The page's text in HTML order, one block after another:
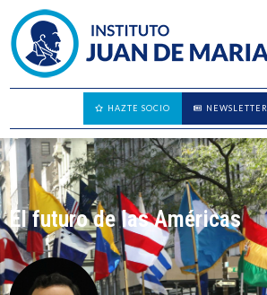
NEWSLETTER
HAZTE SOCIO
El futuro de las Américas